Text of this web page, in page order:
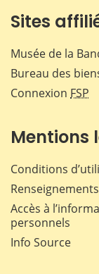
Sites
Musée de la
Bureau des
Connexion FSP
Mentions
Conditions
Accès à
personnels
Info Source